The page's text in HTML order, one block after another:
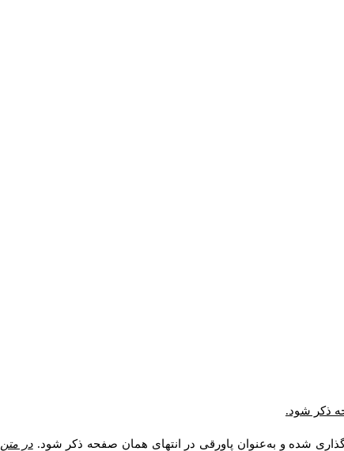
ذکر شود.
شده و به‌عنوان پاورقی در انتهای همان صفحه ذکر شود. در متن